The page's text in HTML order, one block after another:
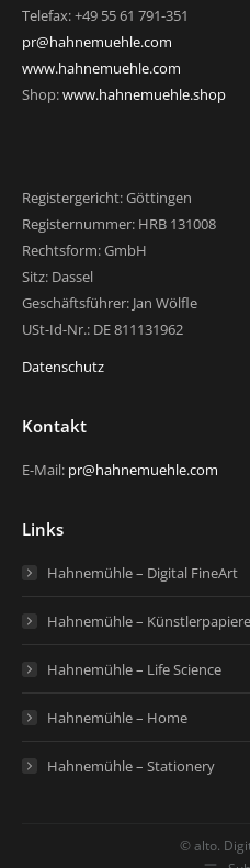
Telefax: +49 55 61 791-351
pr@hahnemuehle.com
www.hahnemuehle.com
Shop:www.hahnemuehle.shop
Registergericht: Göttingen
Registernummer: HRB 131008
Rechtsform: GmbH
Sitz: Dassel
Geschäftsführer: Jan Wölfle
USt-Id-Nr.: DE 811131962
Datenschutz
Kontakt
E-Mail: pr@hahnemuehle.com
Links
Hahnemühle – Digital FineArt
Hahnemühle – Künstlerpapiere
Hahnemühle – Life Science
Hahnemühle – Home
Hahnemühle – Stationery
© alto.